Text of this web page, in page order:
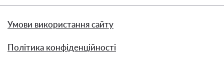
Умови використання сайту
Політика конфіденційності